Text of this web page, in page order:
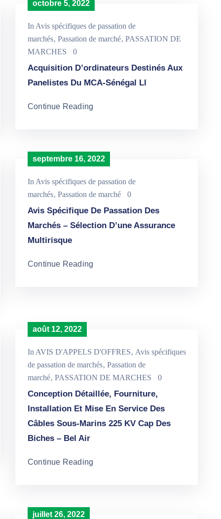
octobre 5, 2022
InAvis spécifiques de passation de
marchés‚ Passation de marché‚ PASSATION DE
MARCHES
0
Acquisition D’ordinateurs Destinés Aux
Panelistes Du MCA-Sénégal Ll
Continue Reading
septembre 16, 2022
In Avis spécifiques de passation de
marchés‚ Passation de marché 0
Avis Spécifique De Passation Des
Marchés – Sélection D’une Assurance
Multirisque
Continue Reading
août 12, 2022
In AVIS D'APPELS D'OFFRES‚ Avis spécifiques
de passation de marchés‚ Passation de
marché‚ PASSATION DE MARCHES 0
Conception Détaillée, Fourniture,
Installation Et Mise En Service Des
Câbles Sous-Marins 225 KV Cap Des
Biches – Bel Air
Continue Reading
juillet 26, 2022